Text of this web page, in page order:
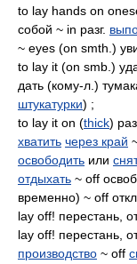
to lay hands on
собой ~ in разг.
~ eyes (on smth.)
to lay it (on smb.)
дать (кому-л.)
штукатурки) ;
to lay it on (thick)
хватить через край
освободить или
отдыхать ~ off
временно) ~ off
lay off! перестань,
lay off! перестань,
производство ~ off